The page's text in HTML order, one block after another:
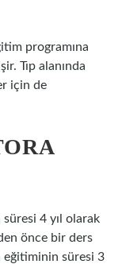
programına
Tıp alanında
için de
4 yıl olarak
önce bir ders
eğitiminin süresi 3